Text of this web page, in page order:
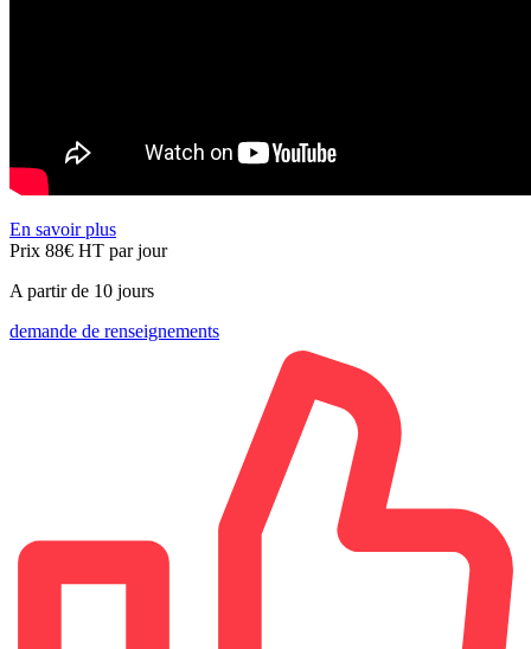
En savoir plus
Prix 88€ HT par jour
A partir de 10 jours
demande de renseignements